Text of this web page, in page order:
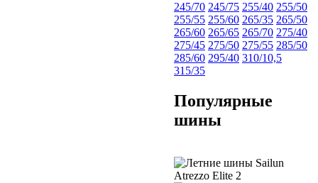
245/70 245/75 255/40 255/50
255/55 255/60 265/35 265/50
265/60 265/65 265/70 275/40
275/45 275/50 275/55 285/50
285/60 295/40 310/10,5
315/35
Популярные
шины